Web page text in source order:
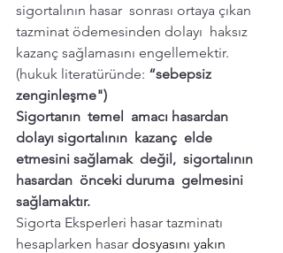
sigortalının hasar  sonrası ortaya çıkan
tazminat ödemesinden dolayı  haksız
kazanç sağlamasını engellemektir.
(hukuk literatüründe: “sebepsiz
zenginleşme")
Sigortanın  temel  amacı hasardan
dolayı sigortalının  kazanç  elde
etmesini sağlamak  değil,  sigortalının
hasardan  önceki duruma  gelmesini
sağlamaktır.
Sigorta Eksperleri hasar tazminatı
hesaplarken hasar dosyasını yakın